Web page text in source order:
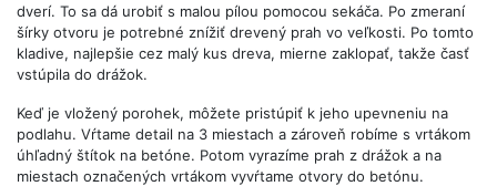
dverí. To sa dá urobiť s malou pílou pomocou sekáča. Po zmeraní
šírky otvoru je potrebné znížiť drevený prah vo veľkosti. Po tomto
kladive, najlepšie cez malý kus dreva, mierne zaklopať, takže časť
vstúpila do drážok.
Keď je vložený porohek, môžete pristúpiť k jeho upevneniu na
podlahu. Vŕtame detail na 3 miestach a zároveň robíme s vrtákom
úhľadný štítok na betóne. Potom vyrazíme prah z drážok a na
miestach označených vrtákom vyvŕtame otvory do betónu.